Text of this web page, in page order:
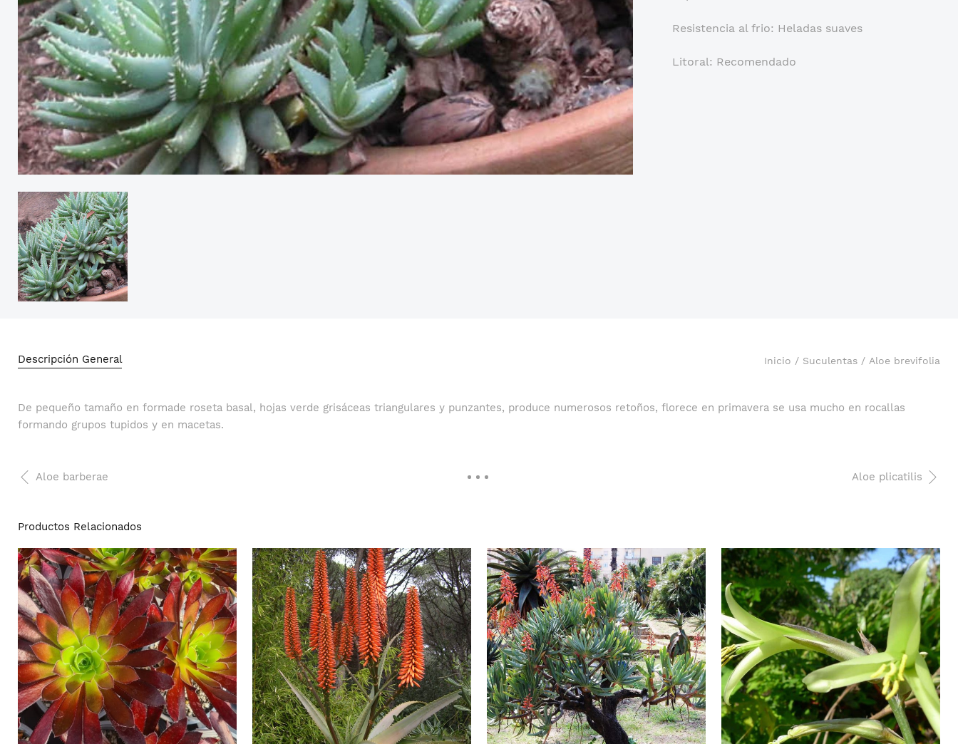
Resistencia al frio: Heladas suaves
Litoral: Recomendado
Inicio / Suculentas / Aloe brevifolia
Descripción General
De pequeño tamaño en formade roseta basal, hojas verde grisáceas triangulares y punzantes, produce numerosos retoños, florece en primavera se usa mucho en rocallas
formando grupos tupidos y en macetas.
Aloe plicatilis
Aloe barberae
Productos Relacionados